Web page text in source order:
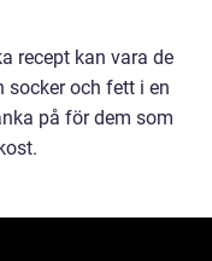
recept kan vara de
socker och fett i en
på för dem som